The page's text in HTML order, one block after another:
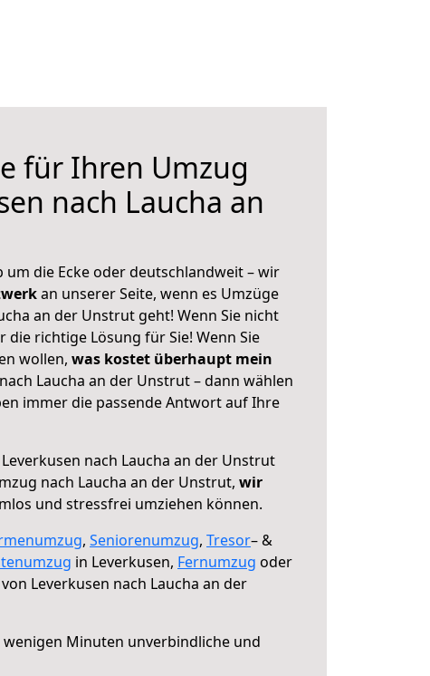
für Ihren Umzug
nach Laucha an
um die Ecke oder deutschlandweit – wir
an unserer Seite, wenn es Umzüge
an der Unstrut geht! Wenn Sie nicht
die richtige Lösung für Sie! Wenn Sie
wollen, was kostet überhaupt mein
Laucha an der Unstrut – dann wählen
immer die passende Antwort auf Ihre
nach Laucha an der Unstrut
nach Laucha an der Unstrut, wir
und stressfrei umziehen können.
, Seniorenumzug, Tresor– &
in Leverkusen, Fernumzug oder
von Leverkusen nach Laucha an der
Minuten unverbindliche und